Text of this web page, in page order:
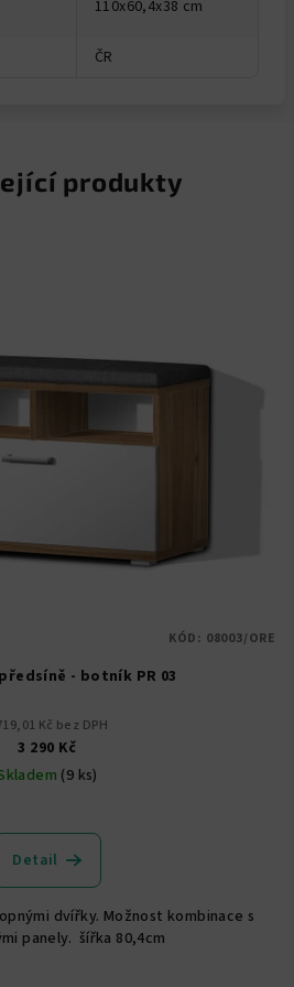
110x60,4x38 cm
ČR
produkty
- botník PR 03
Kč bez DPH
3 290 Kč
(9 ks)
hodnocení
produktu
z
5
Detail
dvířky. Možnost kombinace s
panely. šířka 80,4cm
KÓD: 08003/ORE